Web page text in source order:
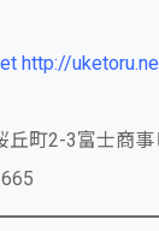
http://
丘町2-3富士商事